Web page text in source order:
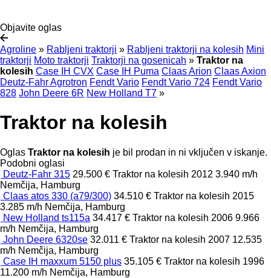
Objavite oglas
Agroline » Rabljeni traktorji » Rabljeni traktorji na kolesih Mini
traktorji Moto traktorji Traktorji na gosenicah » Traktor na
kolesih Case IH CVX Case IH Puma Claas Arion Claas Axion
Deutz-Fahr Agrotron Fendt Vario Fendt Vario 724 Fendt Vario
828 John Deere 6R New Holland T7 »
Traktor na kolesih
Oglas Traktor na kolesih je bil prodan in ni vključen v iskanje.
Podobni oglasi
Deutz-Fahr 315 29.500 € Traktor na kolesih 2012 3.940 m/h
Nemčija, Hamburg
Claas atos 330 (a79/300) 34.510 € Traktor na kolesih 2015
3.285 m/h Nemčija, Hamburg
New Holland ts115a 34.417 € Traktor na kolesih 2006 9.966
m/h Nemčija, Hamburg
John Deere 6320se 32.011 € Traktor na kolesih 2007 12.535
m/h Nemčija, Hamburg
Case IH maxxum 5150 plus 35.105 € Traktor na kolesih 1996
11.200 m/h Nemčija, Hamburg